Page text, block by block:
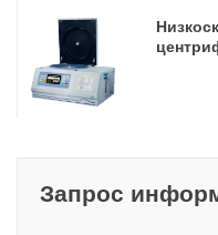
Запрос